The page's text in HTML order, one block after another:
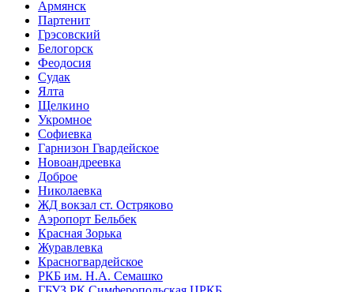
Армянск
Партенит
Грэсовский
Белогорск
Феодосия
Судак
Ялта
Щелкино
Укромное
Софиевка
Гарнизон Гвардейское
Новоандреевка
Доброе
Николаевка
ЖД вокзал ст. Остряково
Аэропорт Бельбек
Красная Зорька
Журавлевка
Красногвардейское
РКБ им. Н.А. Семашко